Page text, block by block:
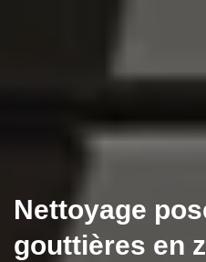
Nettoyage
gouttières en